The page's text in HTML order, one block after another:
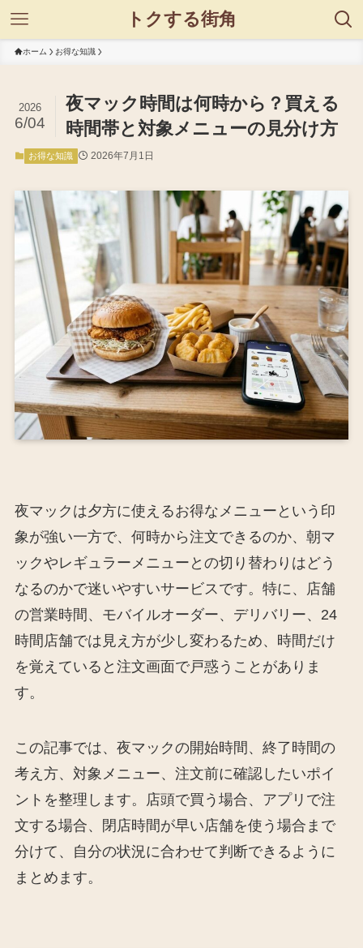
トクする街角
ホーム お得な知識
夜マック時間は何時から？買える
時間帯と対象メニューの見分け方
2026
6/04
お得な知識 2026年7月1日
夜マックは夕方に使えるお得なメニューという印
象が強い一方で、何時から注文できるのか、朝マ
ックやレギュラーメニューとの切り替わりはどう
なるのかで迷いやすいサービスです。特に、店舗
の営業時間、モバイルオーダー、デリバリー、24
時間店舗では見え方が少し変わるため、時間だけ
を覚えていると注文画面で戸惑うことがありま
す。
この記事では、夜マックの開始時間、終了時間の
考え方、対象メニュー、注文前に確認したいポイ
ントを整理します。店頭で買う場合、アプリで注
文する場合、閉店時間が早い店舗を使う場合まで
分けて、自分の状況に合わせて判断できるように
まとめます。